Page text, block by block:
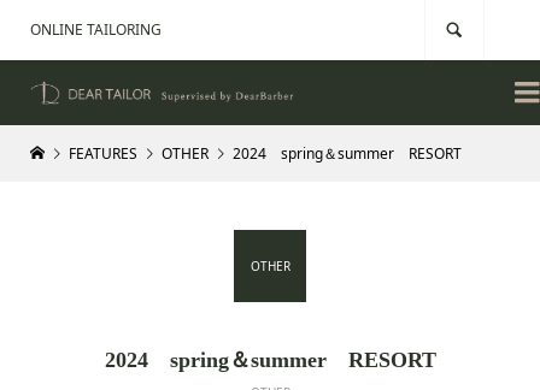
ONLINE TAILORING 

FEATURES OTHER 2024 spring＆summer RESORT
OTHER
2024 spring＆summer RESORT